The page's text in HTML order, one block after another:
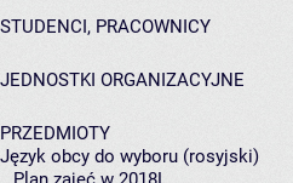
STUDENCI, PRACOWNICY
JEDNOSTKI ORGANIZACYJNE
PRZEDMIOTY
Język obcy do wyboru (rosyjski)